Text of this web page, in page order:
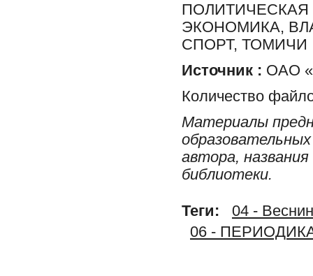
ЭКОНОМИКА,
СПОРТ, ТОМИЧИ
Источник : ОАО
Количество
Материалы
автора,
библиотеки.
Теги:
04 -
06 -